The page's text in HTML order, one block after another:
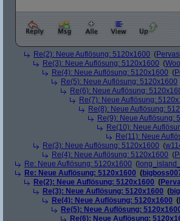
Re(2): Neue Auflösung: 5120x1600 (
Re(3): Neue Auflösung: 5120x1600 (
Re(4): Neue Auflösung: 5120x1600 (
Re(5): Neue Auflösung: 5120x1600
Re(6): Neue Auflösung:
Re(7): Neue Auflösung:
Re(8): Neue Auflösung:
Re(9): Neue Auflösung:
Re(10): Neue
Re(11): Neue
Re(3): Neue Auflösung: 5120x1600 (
Re(4): Neue Auflösung: 5120x1600 (
Re: Neue Auflösung: 5120x1600 (
Re: Neue Auflösung: 5120x1600 (
Re(2): Neue Auflösung: 5120x1600 (
Re(3): Neue Auflösung: 5120x1600 (
Re(4): Neue Auflösung: 5120x1600 (
Re(5): Neue Auflösung:
Re(6): Neue Auflösung: